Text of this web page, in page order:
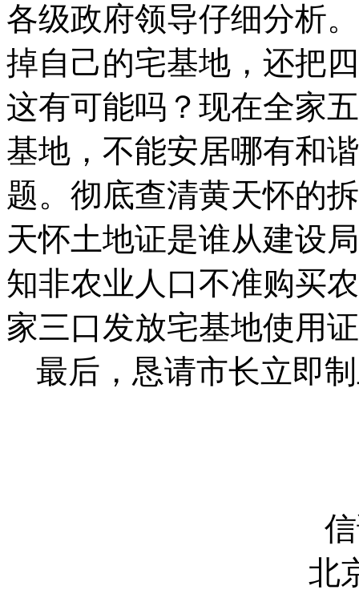
各级政府领导仔细分析
掉自己的宅基地，还把
这有可能吗？现在全家
基地，不能安居哪有和
题。彻底查清黄天怀的
天怀土地证是谁从建设
知非农业人口不准购买
家三口发放宅基地使用
最后，恳请市长立即
北